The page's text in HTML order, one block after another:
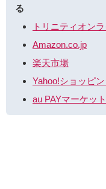
る
トリニティオン
Amazon.co.jp
楽天市場
Yahoo!ショッピ
au PAYマーケット